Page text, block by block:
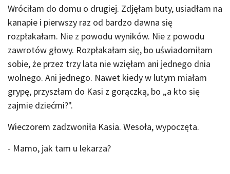
Wróciłam do domu o drugiej. Zdjęłam buty, usiadłam na
kanapie i pierwszy raz od bardzo dawna się
rozpłakałam. Nie z powodu wyników. Nie z powodu
zawrotów głowy. Rozpłakałam się, bo uświadomiłam
sobie, że przez trzy lata nie wzięłam ani jednego dnia
wolnego. Ani jednego. Nawet kiedy w lutym miałam
grypę, przyszłam do Kasi z gorączką, bo „a kto się
zajmie dziećmi?".
Wieczorem zadzwoniła Kasia. Wesoła, wypoczęta.
- Mamo, jak tam u lekarza?